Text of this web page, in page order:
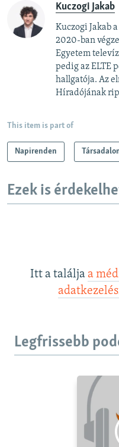
Kuczogi Jakab
Kuczogi Jakab
2020-ban
Egyetem
pedig az ELTE
hallgatója. Az
Híradójának
This item is part of
Napirenden
Ezek is
Itt a találja a
Legfrissebb